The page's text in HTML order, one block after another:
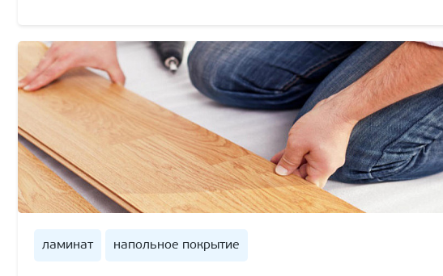
ламинат напольное покрытие